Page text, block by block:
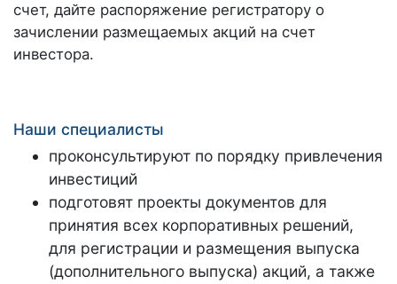
счет, дайте распоряжение регистратору о
зачислении размещаемых акций на счет
инвестора.
Наши специалисты
проконсультируют по порядку привлечения
инвестиций
подготовят проекты документов для
принятия всех корпоративных решений,
для регистрации и размещения выпуска
(дополнительного выпуска) акций, а также